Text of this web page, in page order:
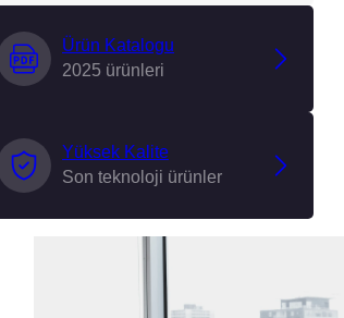
Ürün Katalogu
2025 ürünleri
Yüksek Kalite
Son teknoloji ürünler